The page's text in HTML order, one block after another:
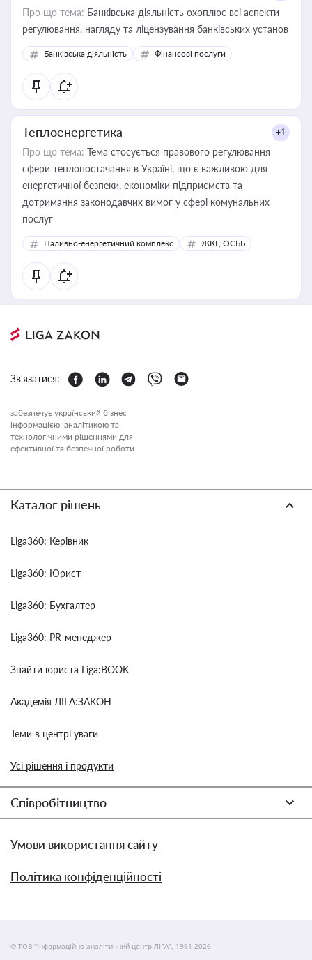
Про що тема: Банківська діяльність охоплює всі аспекти
регулювання, нагляду та ліцензування банківських установ
Банківська діяльність Фінансові послуги
Теплоенергетика +1
Про що тема: Тема стосується правового регулювання
сфери теплопостачання в Україні, що є важливою для
енергетичної безпеки, економіки підприємств та
дотримання законодавчих вимог у сфері комунальних
послуг
Паливно-енергетичний комплекс ЖКГ, ОСББ
Зв'язатися:
забезпечує український бізнес
інформацією, аналітикою та
технологічними рішеннями для
ефективної та безпечної роботи.
Каталог рішень
Liga360: Керівник
Liga360: Юрист
Liga360: Бухгалтер
Liga360: PR-менеджер
Знайти юриста Liga:BOOK
Академія ЛІГА:ЗАКОН
Теми в центрі уваги
Усі рішення і продукти
Співробітництво
Умови використання сайту
Політика конфіденційності
© ТОВ "інформаційно-аналітичний центр ЛІГА", 1991-2026.